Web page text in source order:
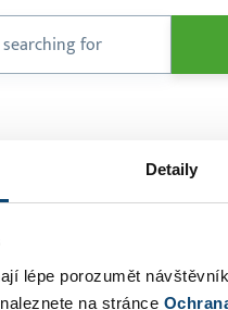
Detaily
lépe porozumět
na stránce
and stock